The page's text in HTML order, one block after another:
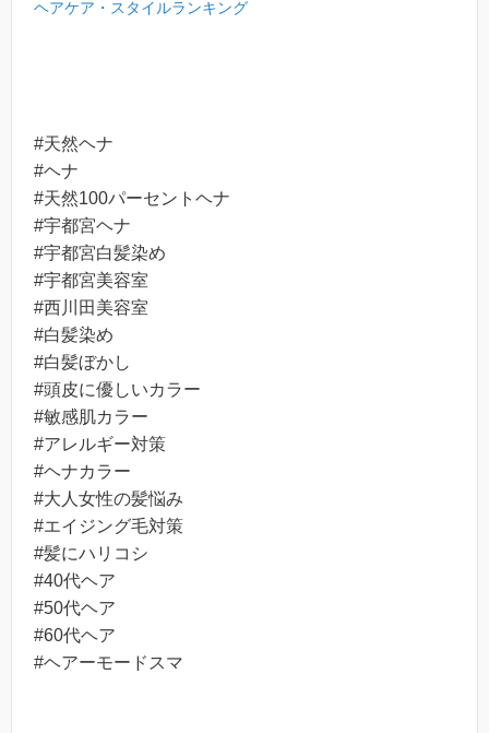
ヘアケア・スタイルランキング
#天然ヘナ
#ヘナ
#天然100パーセントヘナ
#宇都宮ヘナ
#宇都宮白髪染め
#宇都宮美容室
#西川田美容室
#白髪染め
#白髪ぼかし
#頭皮に優しいカラー
#敏感肌カラー
#アレルギー対策
#ヘナカラー
#大人女性の髪悩み
#エイジング毛対策
#髪にハリコシ
#40代ヘア
#50代ヘア
#60代ヘア
#ヘアーモードスマ